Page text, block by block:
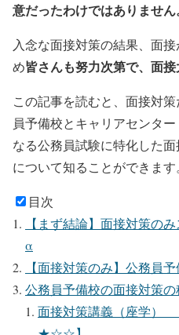
意だったわけではありません
入念な面接対策の結果、面
め皆さんも努力次第で、面接
この記事を読むと、面接対
員予備校とキャリアセンタ
なる公務員試験に特化した
について知ることができます
目次
【まず結論】面接対策の
α
【面接対策のみ】公務員
公務員予備校の面接対策の
面接対策講義